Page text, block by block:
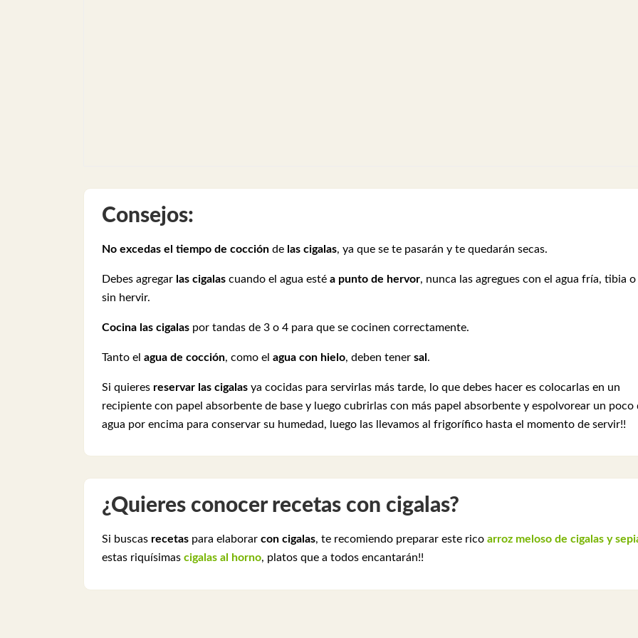
Consejos:
No excedas el tiempo de cocción de las cigalas, ya que se te pasarán y te quedarán secas.
Debes agregar las cigalas cuando el agua esté a punto de hervor, nunca las agregues con el agua fría, tibia o
sin hervir.
Cocina las cigalas por tandas de 3 o 4 para que se cocinen correctamente.
Tanto el agua de cocción, como el agua con hielo, deben tener sal .
Si quieres reservar las cigalas ya cocidas para servirlas más tarde, lo que debes hacer es colocarlas en un
recipiente con papel absorbente de base y luego cubrirlas con más papel absorbente y espolvorear un poco
agua por encima para conservar su humedad, luego las llevamos al frigorífico hasta el momento de servir!!
¿Quieres conocer recetas con cigalas?
Si buscas recetas para elaborar con cigalas, te recomiendo preparar este rico arroz meloso de cigalas y
estas riquísimas cigalas al horno, platos que a todos encantarán!!